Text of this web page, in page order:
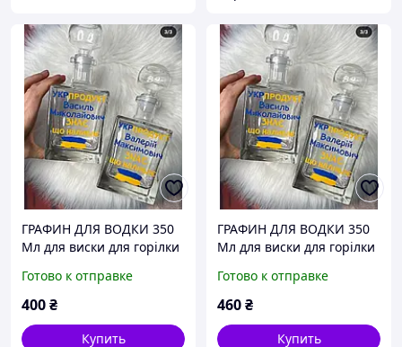
ГРАФИН ДЛЯ ВОДКИ 350
Мл для виски для горілки
Готово к отправке
400₴
Купить
ГРАФИН ДЛЯ ВОДКИ 350
Мл для виски для горілки
Готово к отправке
460₴
Купить